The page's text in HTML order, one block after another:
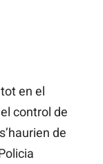
en el
control de
de